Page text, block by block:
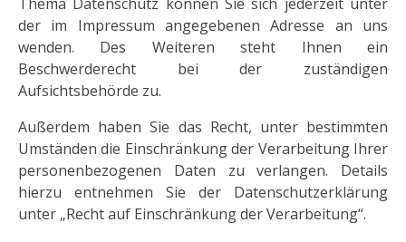
der im Impressum angegebenen Adresse an uns
wenden. Des Weiteren steht Ihnen ein
Beschwerderecht bei der zuständigen
Aufsichtsbehörde zu.
Außerdem haben Sie das Recht, unter bestimmten
Umständen die Einschränkung der Verarbeitung Ihrer
personenbezogenen Daten zu verlangen. Details
hierzu entnehmen Sie der Datenschutzerklärung
unter „Recht auf Einschränkung der Verarbeitung“.